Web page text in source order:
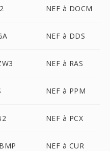
NEF à DOCM
NEF à DDS
NEF à RAS
NEF à PPM
NEF à PCX
NEF à CUR